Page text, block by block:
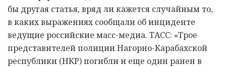
бы другая статья, вряд ли кажется случайным то,
в каких выражениях сообщали об инциденте
ведущие российские масс-медиа. ТАСС: «Трое
представителей полиции Нагорно-Карабахской
республики (НКР) погибли и еще один ранен в